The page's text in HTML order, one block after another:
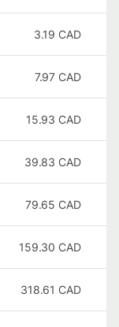
3.19 CAD
7.97 CAD
15.93 CAD
39.83 CAD
79.65 CAD
159.30 CAD
318.61 CAD